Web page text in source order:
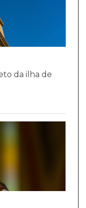
da ilha de